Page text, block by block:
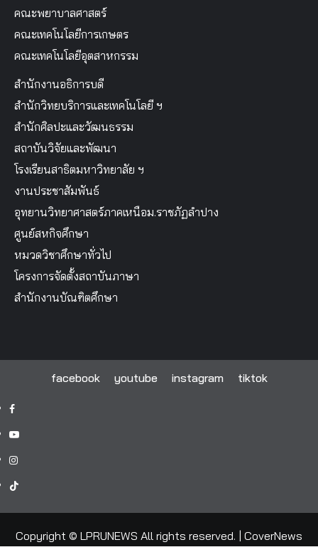
คณะพยาบาลศาสตร์
คณะเทคโนโลยีการเกษตร
คณะเทคโนโลยีอุตสาหกรรม
สำนักงานอธิการบดี
สำนักวิทยบริการและเทคโนโลยี ฯ
สำนักศิลปะและวัฒนธรรม
สถาบันวิจัยและพัฒนา
โรงเรียนสาธิตมหาวิทยาลัย ฯ
งานประชาสัมพันธ์
อุทยานวิทยาศาสตร์ภาคเหนือม.ราชภัฏลำปาง
ศูนย์สหกิจศึกษา
หมวดวิชาศึกษาทั่วไป
โครงการจัดตั้งสถาบันภาษา
สำนักงานบัณฑิตศึกษา
facebook youtube instagram tiktok
facebook
youtube
instagram
tiktok
Copyright © LPRUNEWS All rights reserved.
CoverNews